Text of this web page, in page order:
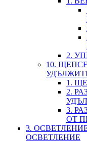
2.
10.
1.
2.
3.
ОТ
3.
ОСВЕТЛЕНИЕ